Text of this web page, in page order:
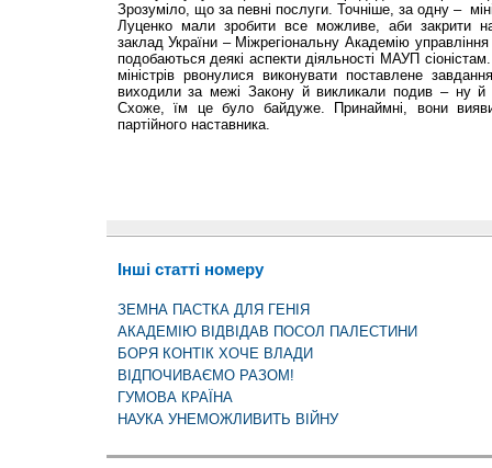
Зрозуміло, що за певні послуги. Точніше, за одну –
Луценко мали зробити все можливе, аби закрити
заклад України – Міжрегіональну Академію
подобаються деякі аспекти діяльності МАУП
міністрів рвонулися виконувати поставлене
виходили за межі Закону й викликали подив – ну й
Схоже, їм це було байдуже. Принаймні, вони
партійного наставника.
Інші статті номеру
ЗЕМНА ПАСТКА ДЛЯ ГЕНІЯ
АКАДЕМІЮ ВІДВІДАВ ПОСОЛ ПАЛЕСТИНИ
БОРЯ КОНТІК ХОЧЕ ВЛАДИ
ВІДПОЧИВАЄМО РАЗОМ!
ГУМОВА КРАЇНА
НАУКА УНЕМОЖЛИВИТЬ ВІЙНУ